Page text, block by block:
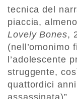
tecnica del
piaccia,
Lovely Bones,
(nell’omonimo
l’adolescente
struggente,
quattordici